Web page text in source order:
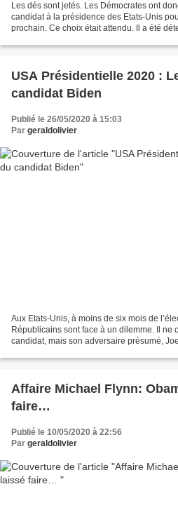
Les dés sont jetés. Les Démocrates ont
candidat à la présidence des Etats-Unis
prochain. Ce choix était attendu. Il a été
USA Présidentielle 2020 :
candidat Biden
Publié le 26/05/2020 à 15:03
Par geraldolivier
Aux Etats-Unis, à moins de six mois de
Républicains sont face à un dilemme. Il ne
candidat, mais son adversaire présumé,
Affaire Michael Flynn:
faire…
Publié le 10/05/2020 à 22:56
Par geraldolivier